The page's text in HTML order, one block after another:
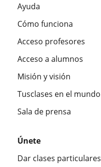
Ayuda
Cómo funciona
Acceso profesores
Acceso a alumnos
Misión y visión
Tusclases en el mundo
Sala de prensa
Únete
Dar clases particulares